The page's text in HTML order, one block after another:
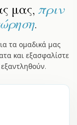
μας, πριν
.
τα ομαδικά μας
και εξασφαλίστε